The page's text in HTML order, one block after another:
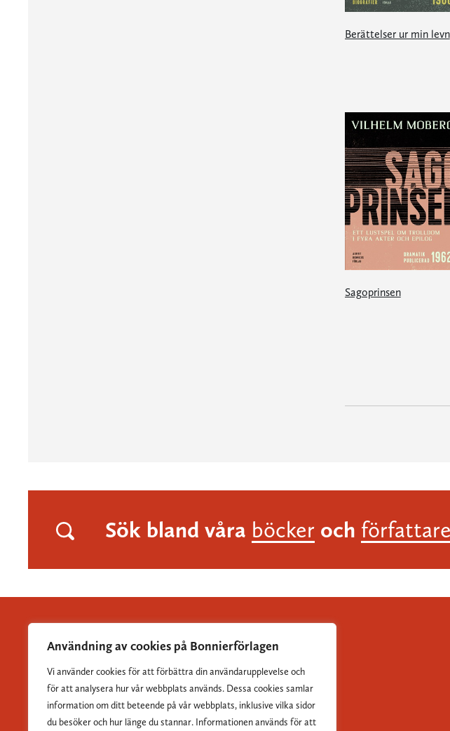
Användning av cookies på Bonnierförlagen
Vi använder cookies för att förbättra din användarupplevelse och
för att analysera hur vår webbplats används. Dessa cookies samlar
information om ditt beteende på vår webbplats, inklusive vilka sidor
du besöker och hur länge du stannar. Informationen används för att
Sagoprinsen
Sök bland våra böcker och författare
Albert Bonniers Förlag grundades 1837 och är Sveriges
största skönlitterära förlag.